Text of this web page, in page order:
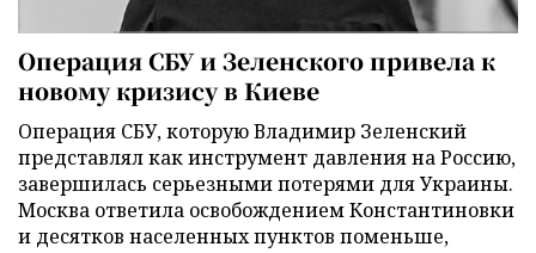
Операция СБУ и Зеленского привела к
новому кризису в Киеве
Операция СБУ, которую Владимир Зеленский
представлял как инструмент давления на Россию,
завершилась серьезными потерями для Украины.
Москва ответила освобождением Константиновки
и десятков населенных пунктов поменьше,